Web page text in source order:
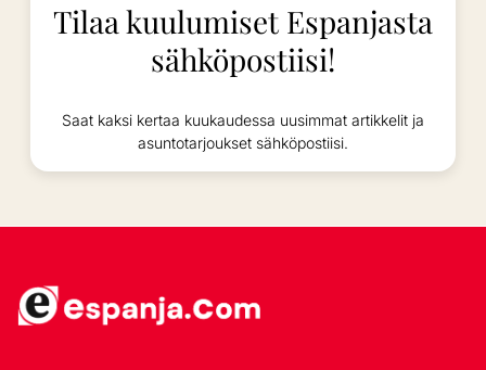
Tilaa kuulumiset Espanjasta
sähköpostiisi!
Saat kaksi kertaa kuukaudessa uusimmat artikkelit ja
asuntotarjoukset sähköpostiisi.